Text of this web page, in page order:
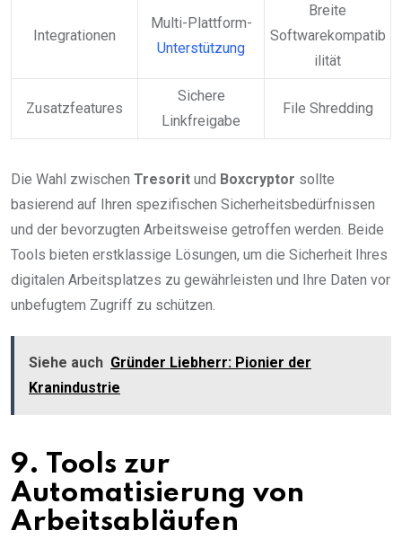
Integrationen
Multi-Plattform-
Unterstützung
Breite
Softwarekompatib
ilität
Zusatzfeatures
Sichere
Linkfreigabe
File Shredding
Die Wahl zwischen Tresorit und Boxcryptor sollte
basierend auf Ihren spezifischen Sicherheitsbedürfnissen
und der bevorzugten Arbeitsweise getroffen werden. Beide
Tools bieten erstklassige Lösungen, um die Sicherheit Ihres
digitalen Arbeitsplatzes zu gewährleisten und Ihre Daten vor
unbefugtem Zugriff zu schützen.
Siehe auch Gründer Liebherr: Pionier der
Kranindustrie
9. Tools zur
Automatisierung von
Arbeitsabläufen